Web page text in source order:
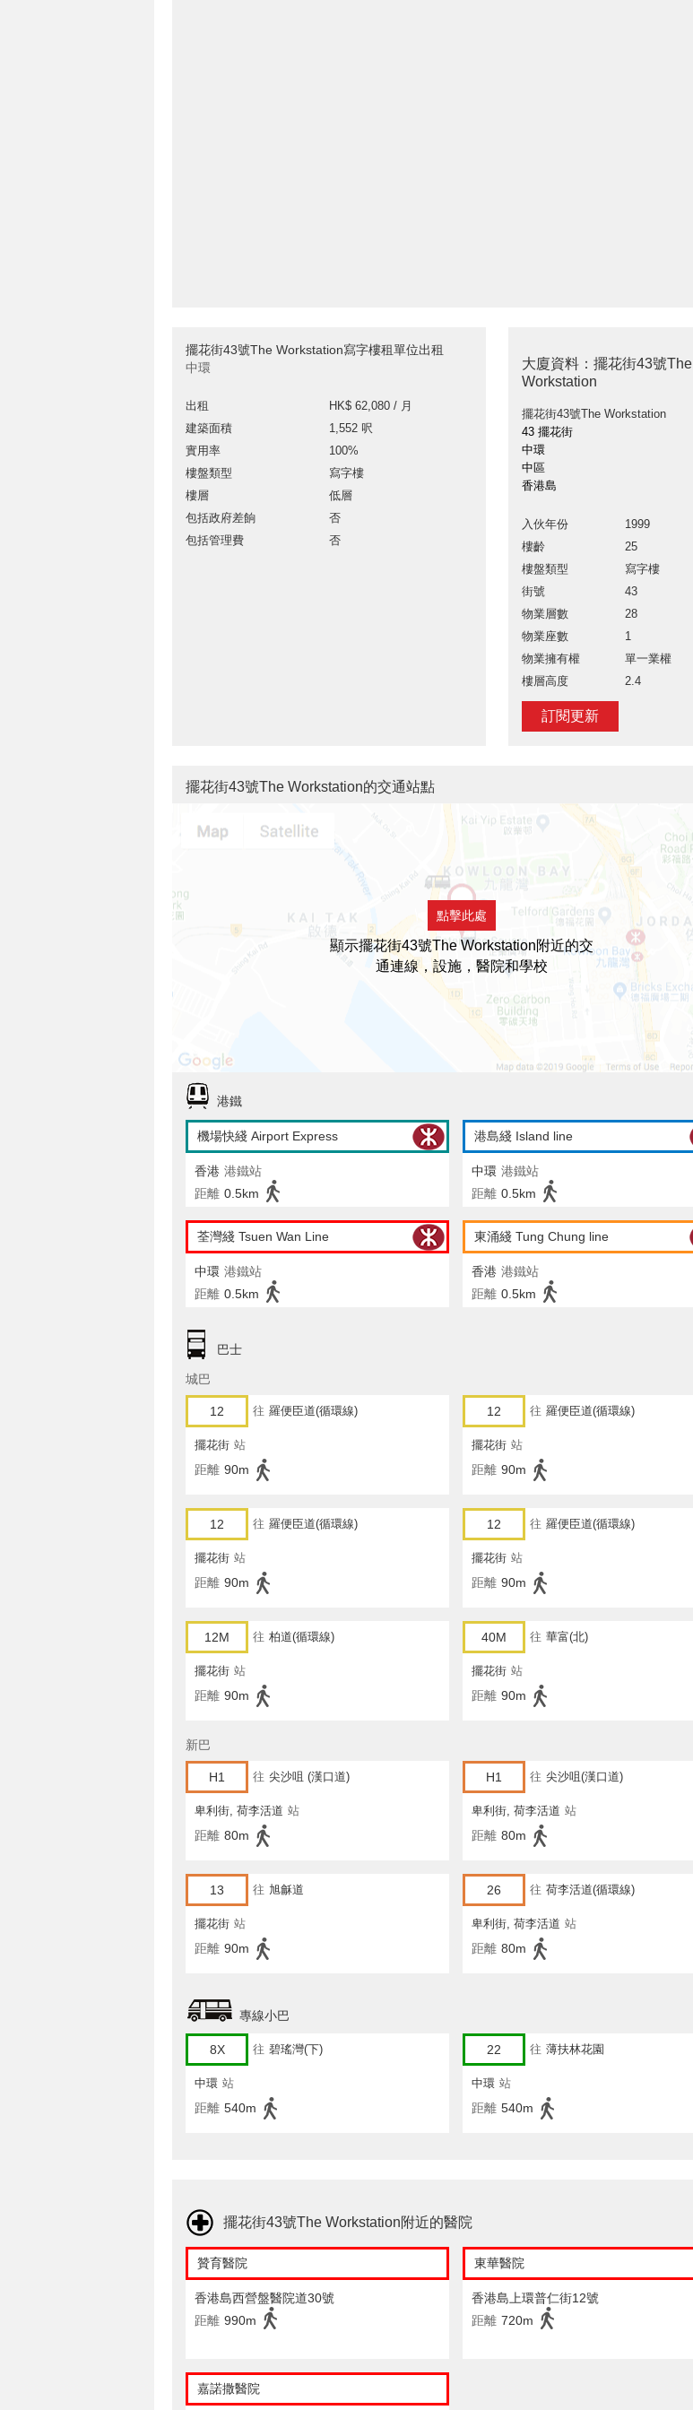
擺花街43號The Workstation寫字樓租單位出租
中環
出租
HK$ 62,080 / 月
建築面積
1,552 呎
實用率
100%
樓盤類型
寫字樓
樓層
低層
包括政府差餉
否
包括管理費
否
大廈資料：擺花街43號The
Workstation
擺花街43號The Workstation
43 擺花街
中環
中區
香港島
入伙年份
1999
樓齡
25
樓盤類型
寫字樓
街號
43
物業層數
28
物業座數
1
物業擁有權
單一業權
樓層高度
2.4
訂閱更新
擺花街43號The Workstation的交通站點
點擊此處
顯示擺花街43號The Workstation附近的交
通連線，設施，醫院和學校
港鐵
機場快綫 Airport Express
香港 港鐵站
距離 0.5km
港島綫 Island line
中環 港鐵站
距離 0.5km
荃灣綫 Tsuen Wan Line
中環 港鐵站
距離 0.5km
東涌綫 Tung Chung line
香港 港鐵站
距離 0.5km
巴士
城巴
12 往 羅便臣道(循環線)
擺花街 站
距離 90m
12 往 羅便臣道(循環線)
擺花街 站
距離 90m
12 往 羅便臣道(循環線)
擺花街 站
距離 90m
12 往 羅便臣道(循環線)
擺花街 站
距離 90m
12M 往 柏道(循環線)
擺花街 站
距離 90m
40M 往 華富(北)
擺花街 站
距離 90m
新巴
H1 往 尖沙咀 (漢口道)
卑利街, 荷李活道 站
距離 80m
H1 往 尖沙咀(漢口道)
卑利街, 荷李活道 站
距離 80m
13 往 旭龢道
擺花街 站
距離 90m
26 往 荷李活道(循環線)
卑利街, 荷李活道 站
距離 80m
專線小巴
8X 往 碧瑤灣(下)
中環 站
距離 540m
22 往 薄扶林花園
中環 站
距離 540m
擺花街43號The Workstation附近的醫院
贊育醫院
香港島西營盤醫院道30號
距離 990m
東華醫院
香港島上環普仁街12號
距離 720m
嘉諾撒醫院